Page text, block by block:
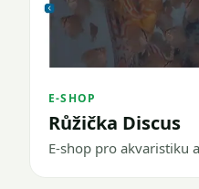
E-SHOP
Růžička Discus
E-shop pro akvaristiku